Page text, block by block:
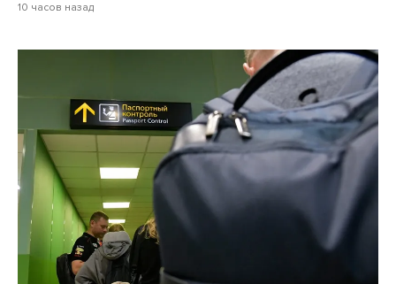
10 часов назад